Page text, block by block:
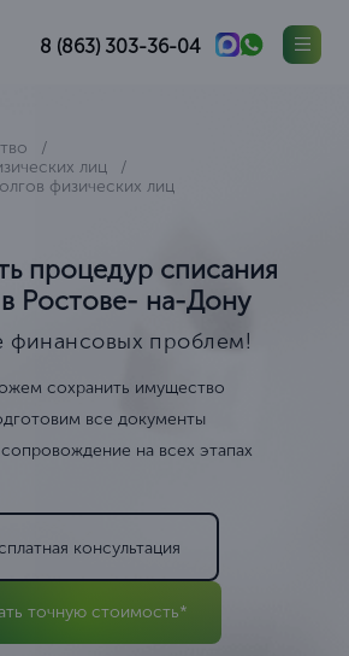
8 (863) 303-36-04
лиц
физических лиц
процедур списания
Ростове- на-Дону
финансовых проблем!
сохранить имущество
все документы
на всех этапах
консультация
точную стоимость*